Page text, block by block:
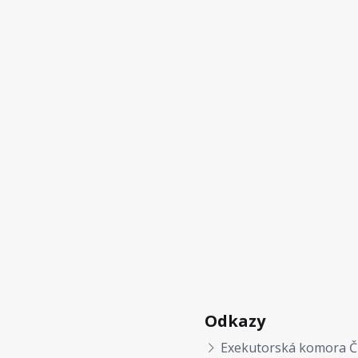
Odkazy
Exekutorská komora